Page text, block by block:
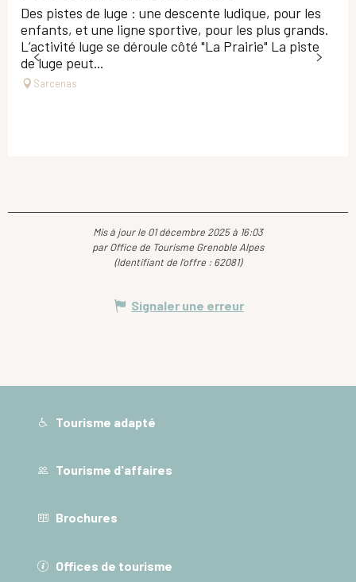
Des pistes de luge : une descente ludique, pour les
enfants, et une ligne sportive, pour les plus grands.
L’activité luge se déroule côté "La Prairie" La piste
de luge peut...
Sarcenas
Mis à jour le 01 décembre 2025 à 16:03
par Office de Tourisme Grenoble Alpes
(Identifiant de l'offre : 62081)
Signaler une erreur
Tourisme adapté
Tourisme d'affaires
Brochures
Offices de tourisme